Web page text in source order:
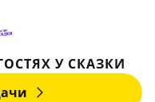
У СКАЗКИ